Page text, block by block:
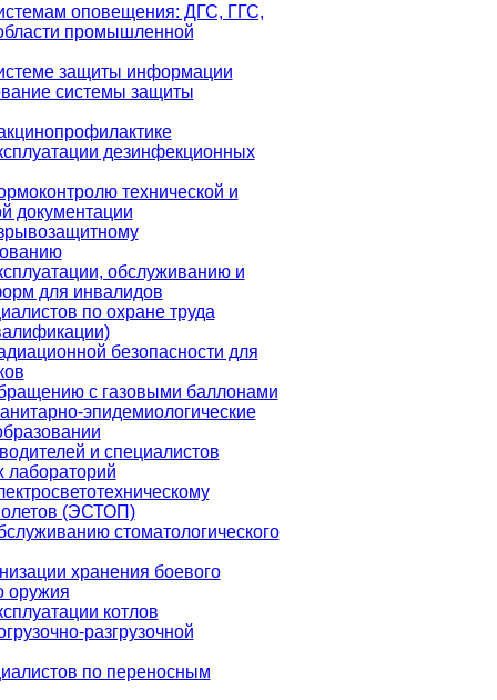
оповещения: ДГС, ГГС,
промышленной
защиты информации
системы защиты
дезинфекционных
технической и
документации
обслуживанию и
для инвалидов
по охране труда
безопасности для
с газовыми баллонами
эпидемиологические
и специалистов
лабораторий
(ЭСТОП)
стоматологического
хранения боевого
оружия
котлов
разгрузочной
по переносным